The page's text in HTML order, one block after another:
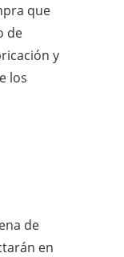
que
de
y
los
de
en